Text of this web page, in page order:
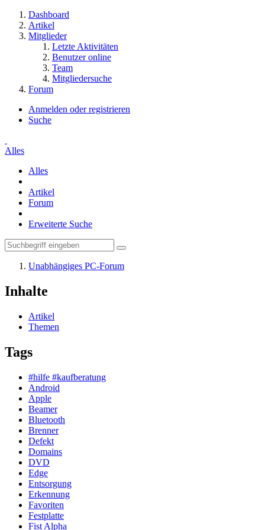
Dashboard
Artikel
Mitglieder
Letzte Aktivitäten
Benutzer online
Team
Mitgliedersuche
Forum
Anmelden oder registrieren
Suche
Alles
Alles
Artikel
Forum
Erweiterte Suche
Unabhängiges PC-Forum
Inhalte
Artikel
Themen
Tags
#hilfe #kaufberatung
Android
Apple
Beamer
Bluetooth
Brenner
Defekt
Domains
DVD
Edge
Entsorgung
Erkennung
Favoriten
Festplatte
Fist Alpha